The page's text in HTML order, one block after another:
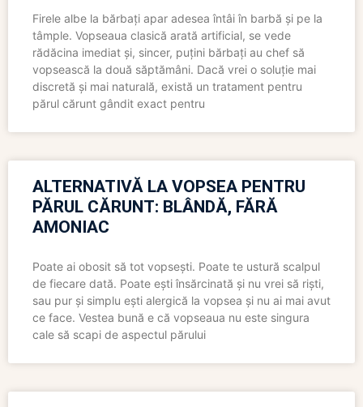
Firele albe la bărbați apar adesea întâi în barbă și pe la
tâmple. Vopseaua clasică arată artificial, se vede
rădăcina imediat și, sincer, puțini bărbați au chef să
vopsească la două săptămâni. Dacă vrei o soluție mai
discretă și mai naturală, există un tratament pentru
părul cărunt gândit exact pentru
ALTERNATIVĂ LA VOPSEA PENTRU
PĂRUL CĂRUNT: BLÂNDĂ, FĂRĂ
AMONIAC
Poate ai obosit să tot vopsești. Poate te ustură scalpul
de fiecare dată. Poate ești însărcinată și nu vrei să riști,
sau pur și simplu ești alergică la vopsea și nu ai mai avut
ce face. Vestea bună e că vopseaua nu este singura
cale să scapi de aspectul părului